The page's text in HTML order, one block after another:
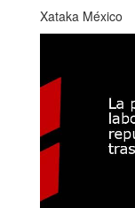
Xataka México